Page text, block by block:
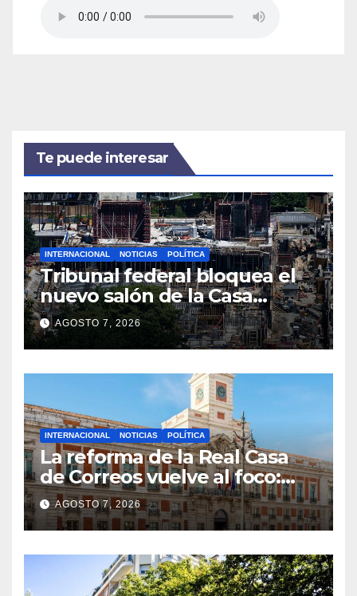
Te puede interesar
INTERNACIONAL NOTICIAS POLÍTICA
Tribunal federal bloquea el
nuevo salón de la Casa
Blanca y cuestiona la
autoridad de Trump
AGOSTO 7, 2026
INTERNACIONAL NOTICIAS POLÍTICA
La reforma de la Real Casa
de Correos vuelve al foco:
adjudican el diseño por
59.377 euros
AGOSTO 7, 2026